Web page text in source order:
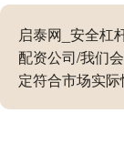
启泰网_安全杠
配资公司/我们
定符合市场实际